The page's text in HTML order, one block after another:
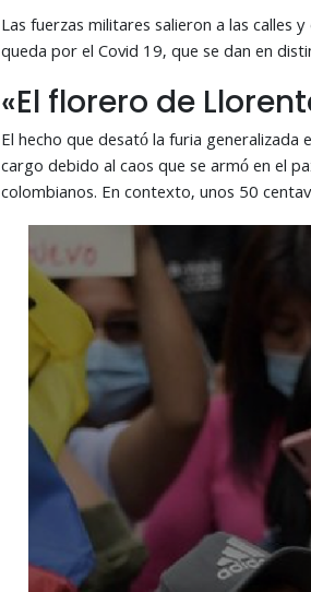
Las fuerzas militares salieron a las calles
queda por el Covid 19, que se dan en
«El florero de
El hecho que desató la furia
cargo debido al caos que se armó en el
colombianos. En contexto, unos 50